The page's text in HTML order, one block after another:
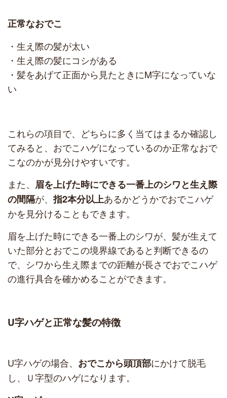
正常なおでこ
・生え際の髪が太い
・生え際の髪にコシがある
・髪をあげて正面から見たときにM字になっていな
い
これらの項目で、どちらに多く当てはまるか確認し
てみると、おでこハゲになっているのか正常なおで
こなのかが見分けやすいです。
また、 眉を上げた時にできる一番上のシワと生え際
の間隔が、指2本分以上あるかどうかでおでこハゲ
かを見分けることもできます。
眉を上げた時にできる一番上のシワが、髪が生えて
いた部分とおでこの境界線であると判断できるの
で、シワから生え際までの距離が長さでおでこハゲ
の進行具合を確かめることができます。
U字ハゲと正常な髪の特徴
U字ハゲの場合、 おでこから頭頂部にかけて脱毛
し、Ｕ字型のハゲになります。